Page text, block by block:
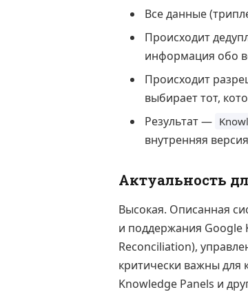
Все данные
Происходит
информация обо
Происходит
выбирает тот,
Результат —
внутренняя
Актуальность
Высокая. Описанная
и поддержания Google
Reconciliation),
критически важны для
Knowledge Panels и